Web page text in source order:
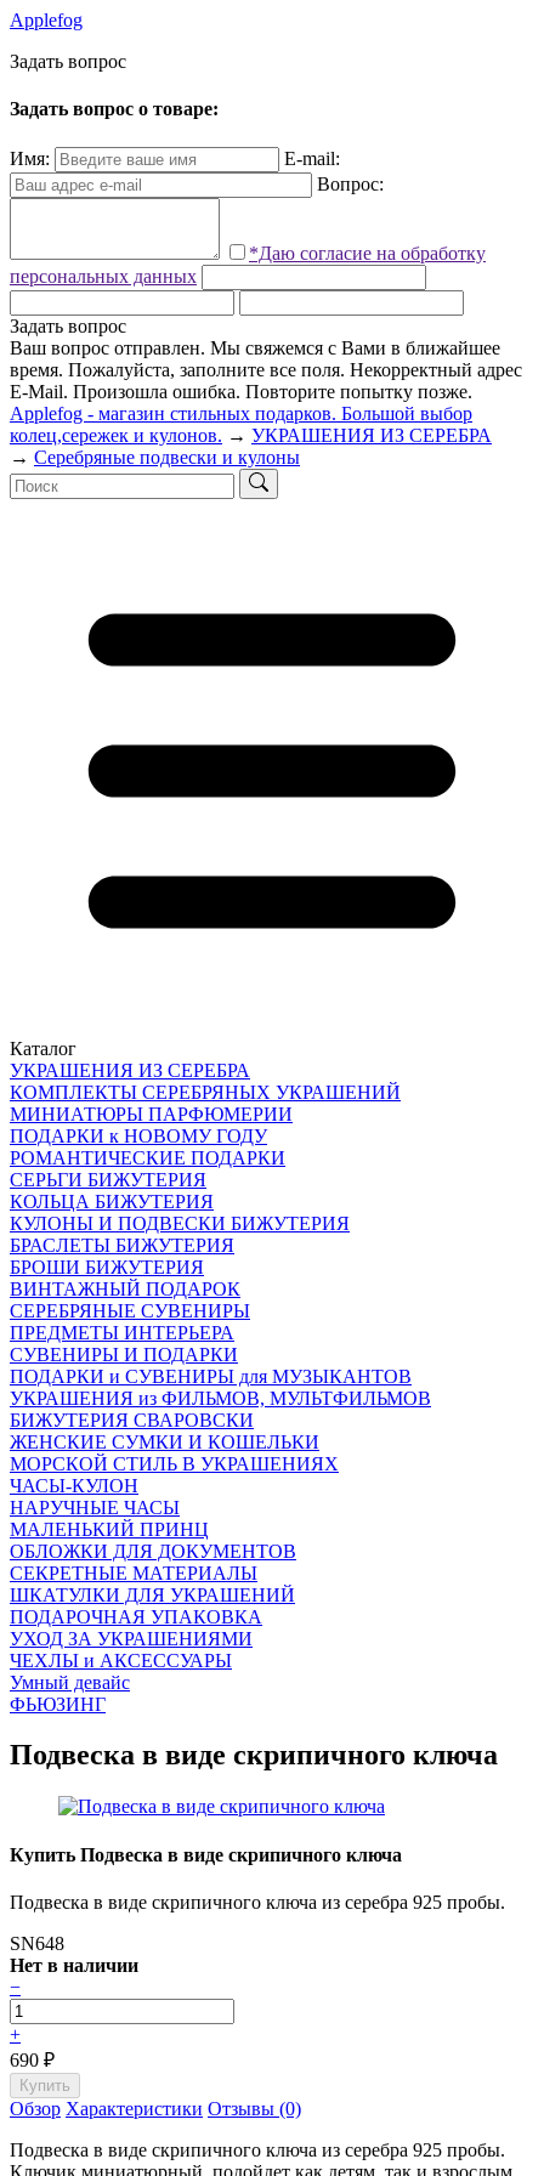
Applefog
Задать вопрос
Задать вопрос о товаре:
Имя:
E-mail:
Вопрос:
*Даю согласие на обработку
персональных данных
Задать вопрос
Ваш вопрос отправлен. Мы свяжемся с Вами в ближайшее
время. Пожалуйста, заполните все поля. Некорректный адрес
E-Mail. Произошла ошибка. Повторите попытку позже.
Applefog - магазин стильных подарков. Большой выбор
колец,сережек и кулонов. → УКРАШЕНИЯ ИЗ СЕРЕБРА
→ Серебряные подвески и кулоны
Каталог
УКРАШЕНИЯ ИЗ СЕРЕБРА
КОМПЛЕКТЫ СЕРЕБРЯНЫХ УКРАШЕНИЙ
МИНИАТЮРЫ ПАРФЮМЕРИИ
ПОДАРКИ к НОВОМУ ГОДУ
РОМАНТИЧЕСКИЕ ПОДАРКИ
СЕРЬГИ БИЖУТЕРИЯ
КОЛЬЦА БИЖУТЕРИЯ
КУЛОНЫ И ПОДВЕСКИ БИЖУТЕРИЯ
БРАСЛЕТЫ БИЖУТЕРИЯ
БРОШИ БИЖУТЕРИЯ
ВИНТАЖНЫЙ ПОДАРОК
СЕРЕБРЯНЫЕ СУВЕНИРЫ
ПРЕДМЕТЫ ИНТЕРЬЕРА
СУВЕНИРЫ И ПОДАРКИ
ПОДАРКИ и СУВЕНИРЫ для МУЗЫКАНТОВ
УКРАШЕНИЯ из ФИЛЬМОВ, МУЛЬТФИЛЬМОВ
БИЖУТЕРИЯ СВАРОВСКИ
ЖЕНСКИЕ СУМКИ И КОШЕЛЬКИ
МОРСКОЙ СТИЛЬ В УКРАШЕНИЯХ
ЧАСЫ-КУЛОН
НАРУЧНЫЕ ЧАСЫ
МАЛЕНЬКИЙ ПРИНЦ
ОБЛОЖКИ ДЛЯ ДОКУМЕНТОВ
СЕКРЕТНЫЕ МАТЕРИАЛЫ
ШКАТУЛКИ ДЛЯ УКРАШЕНИЙ
ПОДАРОЧНАЯ УПАКОВКА
УХОД ЗА УКРАШЕНИЯМИ
ЧEХЛЫ и АКСЕССУАРЫ
Умный девайс
ФЬЮЗИНГ
Подвеска в виде скрипичного ключа
Купить Подвеска в виде скрипичного ключа
Подвеска в виде скрипичного ключа из серебра 925 пробы.
SN648
Нет в наличии
−
+
690 ₽
Обзор Характеристики Отзывы (0)
Подвеска в виде скрипичного ключа из серебра 925 пробы.
Ключик миниатюрный, подойдет как детям, так и взрослым.